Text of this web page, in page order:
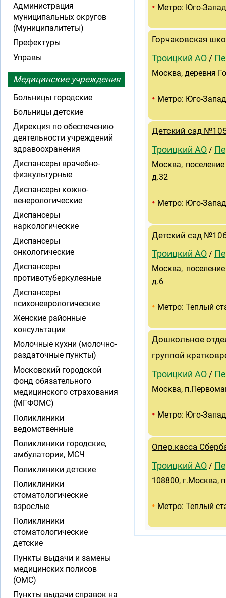
• Метро: Юго-
Горчаковская
Троицкий АО /
Москва, деревня
• Метро: Юго-
Детский сад
Троицкий АО /
Москва,
д.32
• Метро: Юго-
Детский сад
Троицкий АО /
Москва,
д.6
• Метро: Теплый
Дошкольное
группой
Троицкий АО /
Москва,
• Метро: Юго-
Опер.касса
Троицкий АО /
108800, г.Москва,
• Метро: Теплый
Администрация
муниципальных округов
(Муниципалитеты)
Префектуры
Управы
Медицинские учреждения
Больницы городские
Больницы детские
Дирекция по обеспечению
деятельности учреждений
здравоохранения
Диспансеры врачебно-
физкультурные
Диспансеры кожно-
венерологические
Диспансеры
наркологические
Диспансеры
онкологические
Диспансеры
противотуберкулезные
Диспансеры
психоневрологические
Женские районные
консультации
Молочные кухни (молочно-
раздаточные пункты)
Московский городской
фонд обязательного
медицинского страхования
(МГФОМС)
Поликлиники
ведомственные
Поликлиники городские,
амбулатории, МСЧ
Поликлиники детские
Поликлиники
стоматологические
взрослые
Поликлиники
стоматологические
детские
Пункты выдачи и замены
медицинских полисов
(ОМС)
Пункты выдачи справок на